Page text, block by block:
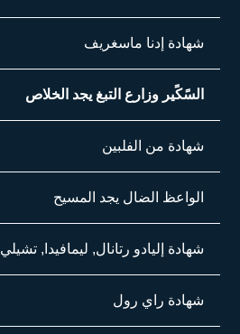
شهادة إدنا ماسغريف
السًكًير وزارع التبغ يجد الخلاص
شهادة من الفلبين
الواعظ الضال يجد المسيح
شهادة إليادو رتانال, ليمافيدا, تشيلي
شهادة راي رول